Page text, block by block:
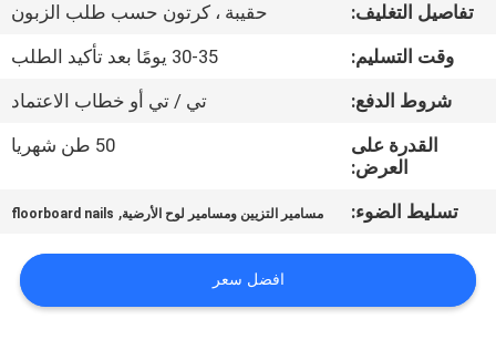
مراقبة
الجودة
اتصل
اطلب
اقتباس
تفاصيل التغليف:
حقيبة ، كرتون حسب طلب الزبون
وقت التسليم:
30-35 يومًا بعد تأكيد الطلب
شروط الدفع:
تي / تي أو خطاب الاعتماد
القدرة على
العرض:
50 طن شهريا
تسليط الضوء: مسامير التزيين ومسامير لوح الأرضية,
floorboard nails
افضل سعر